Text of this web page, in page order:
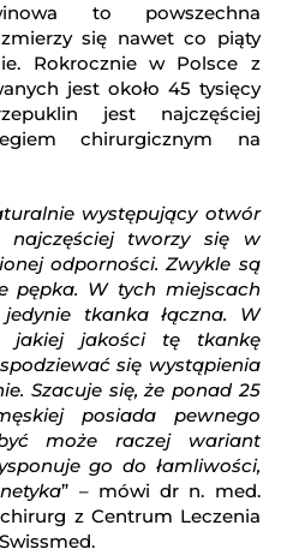
to powszechna
się nawet co piąty
Rokrocznie w Polsce z
jest około 45 tysięcy
jest najczęściej
chirurgicznym na
występujący otwór
najczęściej tworzy się w
odporności. Zwykle są
pępka. W tych miejscach
tkanka łączna. W
jakiej jakości tę tkankę
się wystąpienia
Szacuje się, że ponad 25
posiada pewnego
może raczej wariant
go do łamliwości,
” – mówi dr n. med.
z Centrum Leczenia